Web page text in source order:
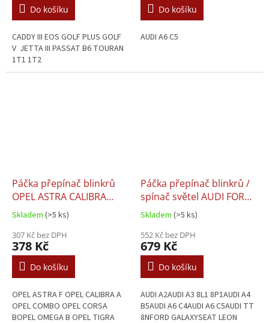
Do košíku
CADDY III EOS GOLF PLUS GOLF
V JETTA III PASSAT B6 TOURAN
1T1 1T2
Do košíku
AUDI A6 C5
Páčka přepínač blinkrů
OPEL ASTRA CALIBRA
COMBO CORSA B VECTRA
Skladem (>5 ks)
307 Kč bez DPH
378 Kč
Do košíku
OPEL ASTRA F OPEL CALIBRA A
OPEL COMBO OPEL CORSA
BOPEL OMEGA B OPEL TIGRA
Páčka přepínač blinkrů /
spínač světel AUDI FORD
SEAT VW ŠKODA -
8L0953513J / 8L0953513H
Skladem (>5 ks)
552 Kč bez DPH
679 Kč
Do košíku
AUDI A2AUDI A3 8L1 8P1AUDI A4
B5AUDI A6 C4AUDI A6 C5AUDI TT
8NFORD GALAXYSEAT LEON